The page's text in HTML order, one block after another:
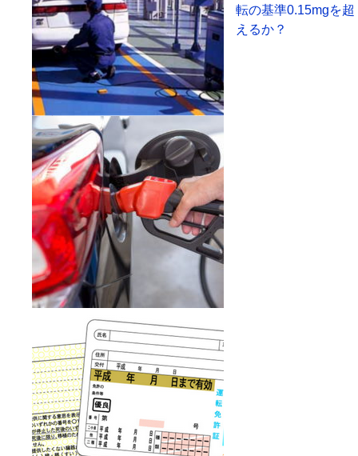
転の基準0.15mgを超
えるか？